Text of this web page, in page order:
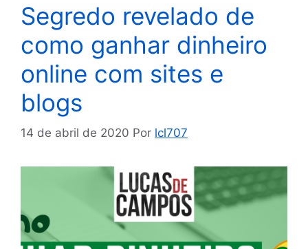
Segredo revelado de
como ganhar dinheiro
online com sites e
blogs
14 de abril de 2020 Por lcl707